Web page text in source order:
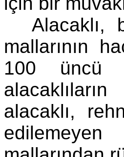
Alacaklı,
mallarının
100 üncü
alacaklı,